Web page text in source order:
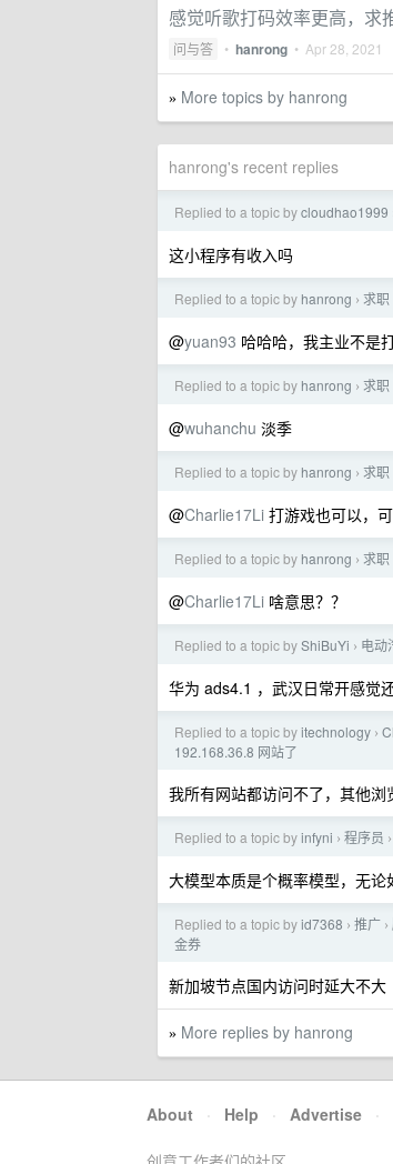
感觉听歌打码效率更高，求
问与答 • hanrong • Apr 28, 2021
» More topics by hanrong
hanrong's recent replies
Replied to a topic bycloudhao1999
这小程序有收入吗
Replied to a topic by hanrong › 求职
@yuan93 哈哈哈，我主业不是
Replied to a topic by hanrong › 求职
@wuhanchu 淡季
Replied to a topic by hanrong › 求职
@Charlie17Li 打游戏也可以，
Replied to a topic by hanrong › 求职
@Charlie17Li 啥意思？？
Replied to a topic byShiBuYi › 电动
华为 ads4.1 ，武汉日常开感觉
Replied to a topic byitechnology ›
192.168.36.8 网站了
我所有网站都访问不了，其他
Replied to a topic byinfyni › 程序员 ›
大模型本质是个概率模型，无
Replied to a topic byid7368 › 推广 ›
金券
新加坡节点国内访问时延大不大
» More replies by hanrong
About · Help · Advertise ·